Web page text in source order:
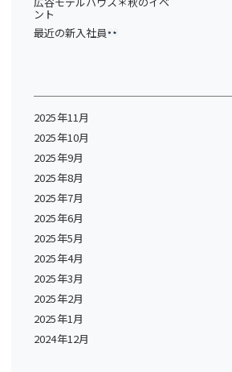
ント
最近の新入社員
2025年11月
2025年10月
2025年9月
2025年8月
2025年7月
2025年6月
2025年5月
2025年4月
2025年3月
2025年2月
2025年1月
2024年12月